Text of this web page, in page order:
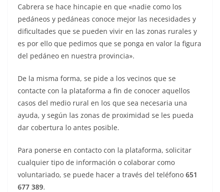
Cabrera se hace hincapie en que «nadie como los
pedáneos y pedáneas conoce mejor las necesidades y
dificultades que se pueden vivir en las zonas rurales y
es por ello que pedimos que se ponga en valor la figura
del pedáneo en nuestra provincia».
De la misma forma, se pide a los vecinos que se
contacte con la plataforma a fin de conocer aquellos
casos del medio rural en los que sea necesaria una
ayuda, y según las zonas de proximidad se les pueda
dar cobertura lo antes posible.
Para ponerse en contacto con la plataforma, solicitar
cualquier tipo de información o colaborar como
voluntariado, se puede hacer a través del teléfono 651
677 389.